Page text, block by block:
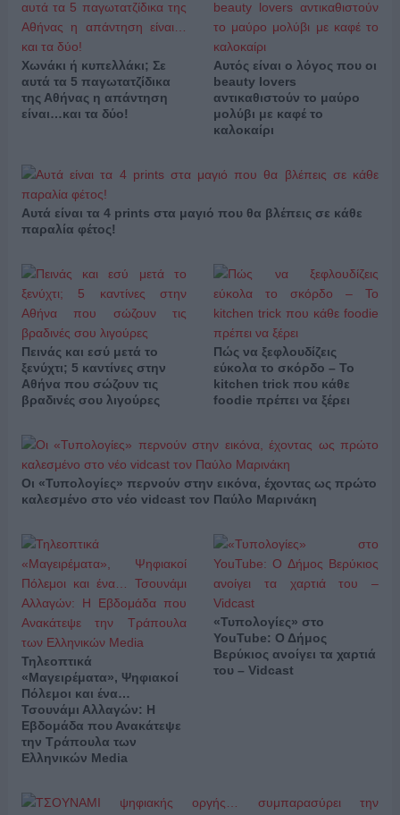
Χωνάκι ή κυπελλάκι; Σε
αυτά τα 5 παγωτατζίδικα
της Αθήνας η απάντηση
είναι…και τα δύο!
Αυτός είναι ο λόγος που οι
beauty lovers
αντικαθιστούν το μαύρο
μολύβι με καφέ το
καλοκαίρι
Αυτά είναι τα 4 prints στα μαγιό που θα βλέπεις σε κάθε
παραλία φέτος!
Πεινάς και εσύ μετά το
ξενύχτι; 5 καντίνες στην
Αθήνα που σώζουν τις
βραδινές σου λιγούρες
Πώς να ξεφλουδίζεις
εύκολα το σκόρδο – Το
kitchen trick που κάθε
foodie πρέπει να ξέρει
Οι «Τυπολογίες» περνούν στην εικόνα, έχοντας ως πρώτο
καλεσμένο στο νέο vidcast τον Παύλο Μαρινάκη
Τηλεοπτικά
«Μαγειρέματα», Ψηφιακοί
Πόλεμοι και ένα…
Τσουνάμι Αλλαγών: Η
Εβδομάδα που Ανακάτεψε
την Τράπουλα των
Ελληνικών Media
«Τυπολογίες» στο
YouTube: Ο Δήμος
Βερύκιος ανοίγει τα χαρτιά
του – Vidcast